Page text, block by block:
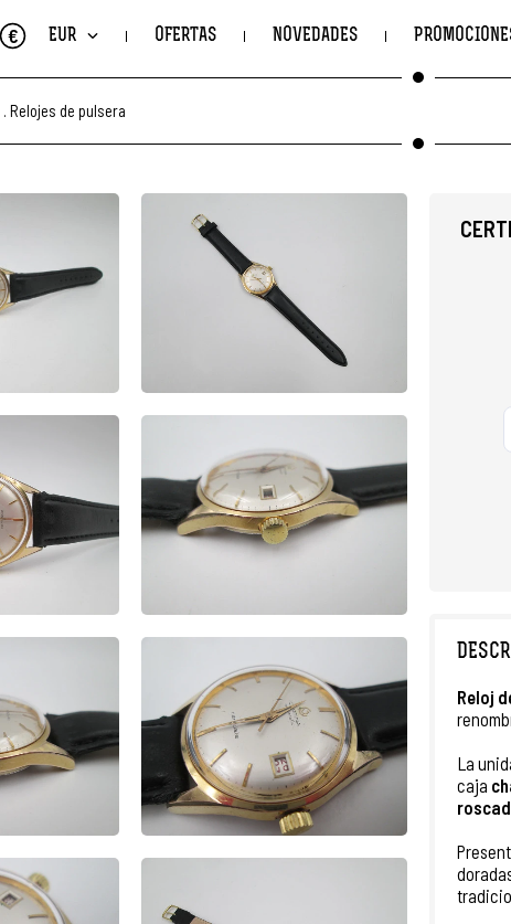
EUR
€ OFERTAS NOVEDADES
Relojes de pulsera
Reloj
La
caja